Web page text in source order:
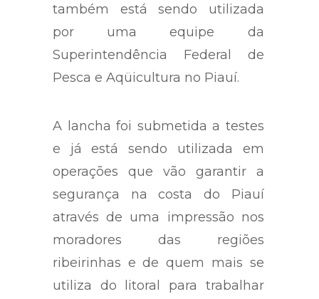
também está sendo utilizada
por uma equipe da
Superintendência Federal de
Pesca e Aqüicultura no Piauí.
A lancha foi submetida a testes
e já está sendo utilizada em
operações que vão garantir a
segurança na costa do Piauí
através de uma impressão nos
moradores das regiões
ribeirinhas e de quem mais se
utiliza do litoral para trabalhar